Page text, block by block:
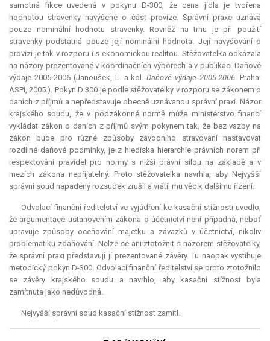
samotnáfikceuvedená v pokynu D-300, že cena jídla je tvořena
hodnotou stravenky navýšené o část provize. Správní praxe uznává
pouze nominální hodnotu stravenky. Rovněž na trhu je při použití
stravenky podstatná pouze její nominální hodnota. Její navyšování o
provizi je tak v rozporu i s ekonomickou realitou. Stěžovatelka odkázala
na názory prezentované v koordinačních výborech a v publikaci Daňové
výdaje 2005-2006 (Janoušek, L. a kol.Daňové výdaje 2005-2006. Praha:
ASPI, 2005.). Pokyn D 300 je podle stěžovatelky v rozporu se zákonem o
daních z příjmů a nepředstavuje obecně uznávanou správní praxi. Názor
krajského soudu, že v podzákonné normě může ministerstvo financí
vykládat zákon o daních z příjmů svým pokynem tak, že bez vazby na
zákon bude pro různé způsoby závodního stravování nastavovat
rozdílné daňové podmínky, je z hlediska hierarchie právních norem při
respektování pravidel pro normy s nižší právní silou na základě a v
mezích zákona nepřijatelný. Proto stěžovatelka navrhla, aby Nejvyšší
správní soud napadený rozsudek zrušil a vrátil mu věc k dalšímu řízení.
Odvolací finanční ředitelství ve vyjádření ke kasační stížnosti uvedlo,
že argumentace ustanovením zákona o účetnictví není případná, neboť
upravuje způsoby oceňování majetku a závazků v účetnictví, nikoliv
problematiku zdaňování. Nelze se ani ztotožnit s názorem stěžovatelky,
že správní praxi představují jí prezentované závěry. Tu naopak vystihuje
metodický pokyn D-300. Odvolací finanční ředitelství se proto ztotožnilo
se závěry krajského soudu a navrhlo, aby kasační stížnost byla
zamítnuta jako nedůvodná.
Nejvyšší správní soud kasační stížnost zamítl.